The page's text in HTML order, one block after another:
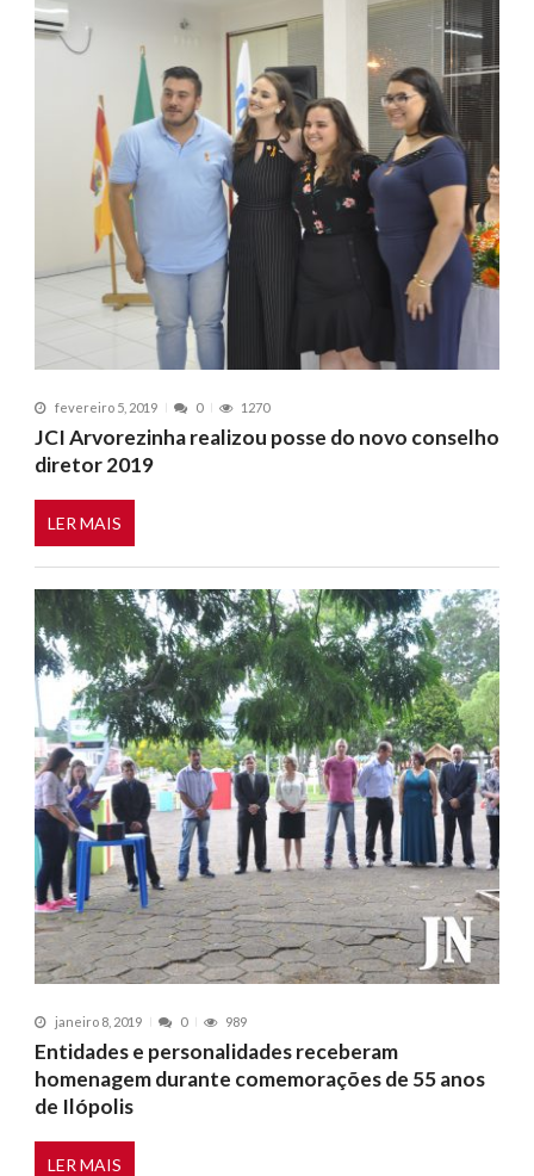
fevereiro 5, 2019 0 1270
JCI Arvorezinha realizou posse do novo conselho
diretor 2019
LER MAIS
janeiro 8, 2019 0 989
Entidades e personalidades receberam
homenagem durante comemorações de 55 anos
de Ilópolis
LER MAIS